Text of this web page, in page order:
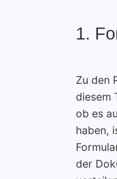
1.
Zu den
diesem
ob es
haben,
der